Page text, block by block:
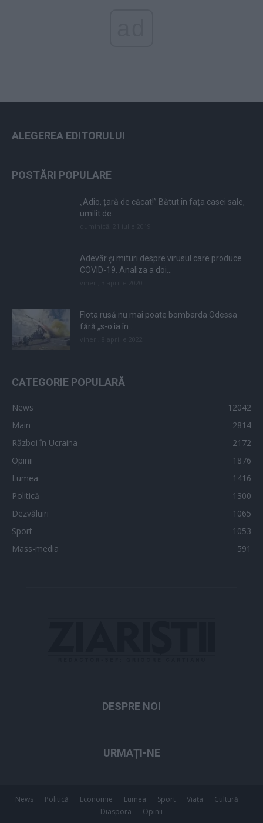
ALEGEREA EDITORULUI
POSTĂRI POPULARE
„Adio, țară de căcat!” Bătut în fața casei sale,
umilit de...
Adevăr și mituri despre virusul care produce
COVID-19. Analiza a doi...
Flota rusă nu mai poate bombarda Odessa
fără „s-o ia în...
CATEGORIE POPULARĂ
News
12042
Main
2814
Război în Ucraina
2172
Opinii
1876
Lumea
1416
Politică
1300
Dezvăluiri
1065
Sport
1053
Mass-media
591
DESPRE NOI
URMAȚI-NE
News Politică Economie Lumea Sport Viața
Cultură
Diaspora
Opinii